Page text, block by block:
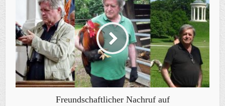
Freundschaftlicher Nachruf auf